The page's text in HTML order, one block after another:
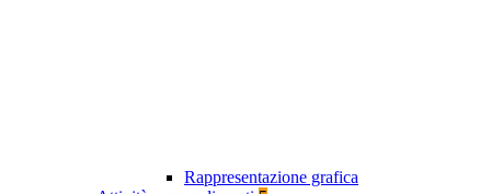
Rappresentazione grafica